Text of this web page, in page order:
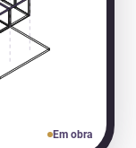
Em obra